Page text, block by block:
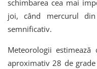
schimbarea cea mai
joi, când mercurul
semnificativ.
Meteorologii
aproximativ 28 de